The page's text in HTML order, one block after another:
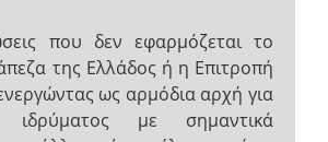
που δεν εφαρμόζεται το
της Ελλάδος ή η Επιτροπή
ως αρμόδια αρχή για
ιδρύματος με σημαντικά